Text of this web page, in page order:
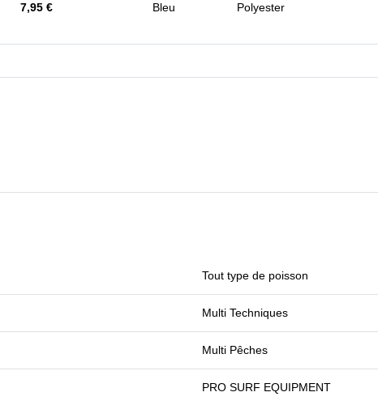
7,95 € Bleu Polyester
Tout type de poisson
Multi Techniques
Multi Pêches
PRO SURF EQUIPMENT